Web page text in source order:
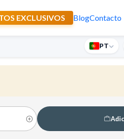
EXCLUSIVOS BlogContacto
Recebe presente supresa para PT